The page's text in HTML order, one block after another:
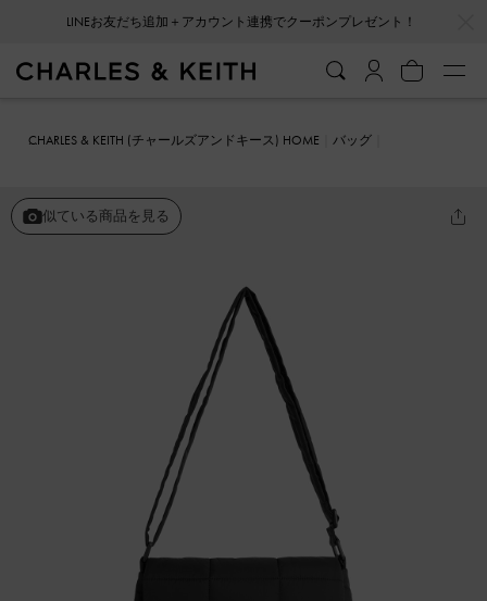
LINEお友だち追加＋アカウント連携でクーポンプレゼント！
CHARLES & KEITH (チャールズアンドキース) HOME
バッグ
似ている商品を見る